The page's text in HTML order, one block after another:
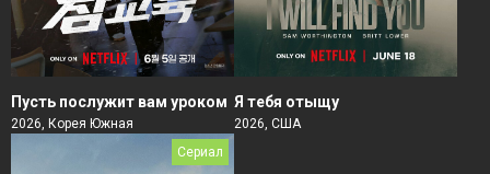
Пусть послужит вам уроком
2026, Корея Южная
Я тебя отыщу
2026, США
Сериал